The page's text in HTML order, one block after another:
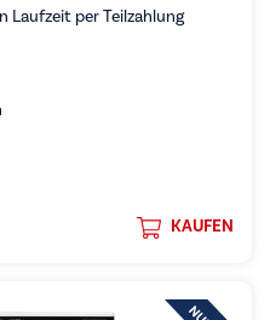
Laufzeit per Teilzahlung
KAUFEN